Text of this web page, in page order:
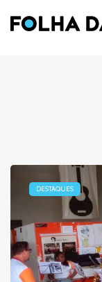
DESTAQUES